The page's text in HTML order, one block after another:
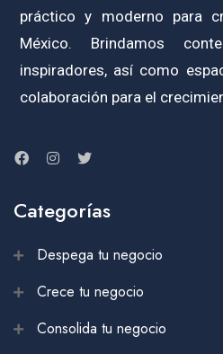
práctico y moderno para
México. Brindamos
inspiradores, así como
colaboración para el
Categorías
Despega tu negocio
Crece tu negocio
Consolida tu negocio